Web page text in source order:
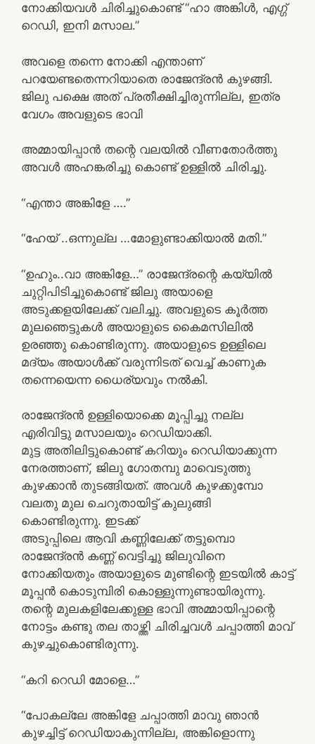
നോക്കിയവൾ ചിരിച്ചുകൊണ്ട് “ഹാ അങ്കിൾ, എഗ്ഗ്
റെഡി, ഇനി മസാല.”
അവളെ തന്നെ നോക്കി എന്താണ്
പറയേണ്ടതെന്നറിയാതെ രാജേന്ദ്രൻ കുഴങ്ങി.
ജിലു പക്ഷെ അത് പ്രതീക്ഷിച്ചിരുന്നില്ല, ഇത്ര
വേഗം അവളുടെ ഭാവി
അമ്മായിപ്പാൻ തന്റെ വലയിൽ വീണതോർത്തു
അവൾ അഹങ്കരിച്ചു കൊണ്ട് ഉള്ളിൽ ചിരിച്ചു.
“എന്താ അങ്കിളേ ….”
“ഹേയ് ..ഒന്നുല്ല …മോളുണ്ടാക്കിയാൽ മതി.”
“ഉഹും..വാ അങ്കിളേ…” രാജേന്ദ്രന്റെ കയ്യിൽ
ചുറ്റിപിടിച്ചുകൊണ്ട് ജിലു അയാളെ
അടുക്കളയിലേക്ക് വലിച്ചു. അവളുടെ കൂർത്ത
മുലഞെട്ടുകൾ അയാളുടെ കൈമസിലിൽ
ഉരഞ്ഞു കൊണ്ടിരുന്നു. അയാളുടെ ഉള്ളിലെ
മദ്യം അയാൾക്ക് വരുന്നിടത് വെച്ച് കാണുക
തന്നെയെന്ന ധൈര്യവും നൽകി.
രാജേന്ദ്രൻ ഉള്ളിയൊക്കെ മൂപ്പിച്ചു നല്ല
എരിവിട്ടു മസാലയും റെഡിയാക്കി.
മുട്ട അതിലിട്ടുകൊണ്ട് കറിയും റെഡിയാക്കുന്ന
നേരത്താണ്, ജിലു ഗോതമ്പു മാവെടുത്തു
കുഴക്കാൻ തുടങ്ങിയത്. അവൾ കുഴക്കുമ്പോ
വലതു മുല ചെറുതായിട്ട് കുലുങ്ങി
കൊണ്ടിരുന്നു. ഇടക്ക്
അടുപ്പിലെ ആവി കണ്ണിലേക്ക് തട്ടുമ്പൊ
രാജേന്ദ്രൻ കണ്ണ് വെട്ടിച്ചു ജിലുവിനെ
നോക്കിയതും അയാളുടെ മുണ്ടിന്റെ ഇടയിൽ കാട്ട്
മൂപ്പൻ കൊടുമ്പിരി കൊള്ളുന്നുണ്ടായിരുന്നു.
തന്റെ മുലകളിലേക്കുള്ള ഭാവി അമ്മായിപ്പാന്റെ
നോട്ടം കണ്ടു തല താഴ്ത്തി ചിരിച്ചവൾ ചപ്പാത്തി മാവ്
കുഴച്ചുകൊണ്ടിരുന്നു.
“കറി റെഡി മോളെ…”
“പോകല്ലേ അങ്കിളേ ചപ്പാത്തി മാവു ഞാൻ
കുഴച്ചിട്ട് റെഡിയാകുന്നില്ല, അങ്കിളൊന്നു